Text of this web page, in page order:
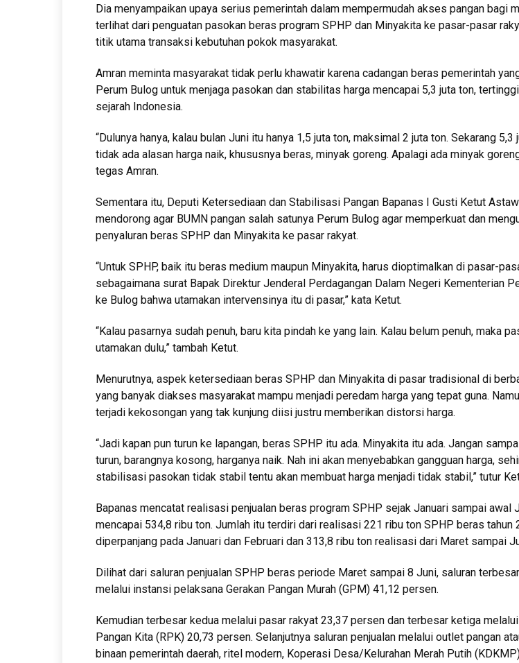
Dia menyampaikan upaya serius pemerintah dalam mempermudah akses pangan bagi
terlihat dari penguatan pasokan beras program SPHP dan Minyakita ke pasar-pasar
titik utama transaksi kebutuhan pokok masyarakat.
Amran meminta masyarakat tidak perlu khawatir karena cadangan beras pemerintah
Perum Bulog untuk menjaga pasokan dan stabilitas harga mencapai 5,3 juta ton,
sejarah Indonesia.
“Dulunya hanya, kalau bulan Juni itu hanya 1,5 juta ton, maksimal 2 juta ton. Sekarang 5,3
tidak ada alasan harga naik, khususnya beras, minyak goreng. Apalagi ada minyak
tegas Amran.
Sementara itu, Deputi Ketersediaan dan Stabilisasi Pangan Bapanas I Gusti Ketut
mendorong agar BUMN pangan salah satunya Perum Bulog agar memperkuat dan
penyaluran beras SPHP dan Minyakita ke pasar rakyat.
“Untuk SPHP, baik itu beras medium maupun Minyakita, harus dioptimalkan di pasar-
sebagaimana surat Bapak Direktur Jenderal Perdagangan Dalam Negeri Kementerian
ke Bulog bahwa utamakan intervensinya itu di pasar,” kata Ketut.
“Kalau pasarnya sudah penuh, baru kita pindah ke yang lain. Kalau belum penuh, maka
utamakan dulu,” tambah Ketut.
Menurutnya, aspek ketersediaan beras SPHP dan Minyakita di pasar tradisional di
yang banyak diakses masyarakat mampu menjadi peredam harga yang tepat guna.
terjadi kekosongan yang tak kunjung diisi justru memberikan distorsi harga.
“Jadi kapan pun turun ke lapangan, beras SPHP itu ada. Minyakita itu ada. Jangan
turun, barangnya kosong, harganya naik. Nah ini akan menyebabkan gangguan harga,
stabilisasi pasokan tidak stabil tentu akan membuat harga menjadi tidak stabil,” tutur
Bapanas mencatat realisasi penjualan beras program SPHP sejak Januari sampai awal
mencapai 534,8 ribu ton. Jumlah itu terdiri dari realisasi 221 ribu ton SPHP beras tahun
diperpanjang pada Januari dan Februari dan 313,8 ribu ton realisasi dari Maret sampai
Dilihat dari saluran penjualan SPHP beras periode Maret sampai 8 Juni, saluran
melalui instansi pelaksana Gerakan Pangan Murah (GPM) 41,12 persen.
Kemudian terbesar kedua melalui pasar rakyat 23,37 persen dan terbesar ketiga melalui
Pangan Kita (RPK) 20,73 persen. Selanjutnya saluran penjualan melalui outlet pangan
binaan pemerintah daerah, ritel modern, Koperasi Desa/Kelurahan Merah Putih